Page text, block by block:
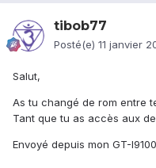
tibob77
Posté(e) 11 janvier
Salut,
As tu changé de rom entre
Tant que tu as accès aux
Envoyé depuis mon GT-